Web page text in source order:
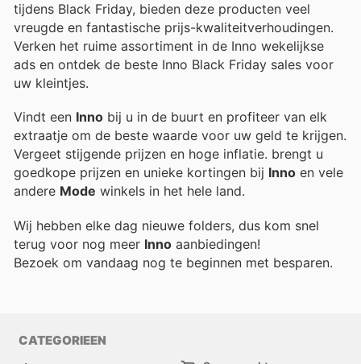
tijdens Black Friday, bieden deze producten veel
vreugde en fantastische prijs-kwaliteitverhoudingen.
Verken het ruime assortiment in de Inno wekelijkse
ads en ontdek de beste Inno Black Friday sales voor
uw kleintjes.
Vindt een Inno bij u in de buurt en profiteer van elk
extraatje om de beste waarde voor uw geld te krijgen.
Vergeet stijgende prijzen en hoge inflatie. brengt u
goedkope prijzen en unieke kortingen bij Inno en vele
andere Mode winkels in het hele land.
Wij hebben elke dag nieuwe folders, dus kom snel
terug voor nog meer Inno aanbiedingen!
Bezoek om vandaag nog te beginnen met besparen.
CATEGORIEEN